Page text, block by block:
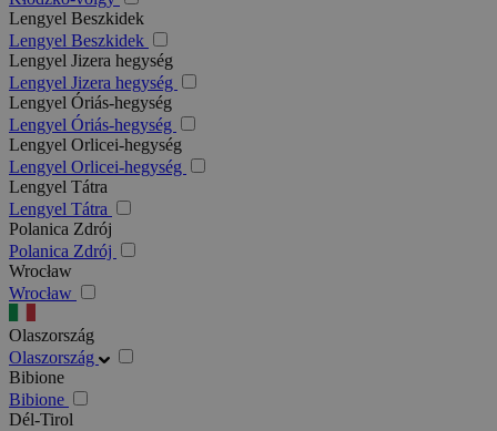
Lengyel Beszkidek
Lengyel Beszkidek
Lengyel Jizera hegység
Lengyel Jizera hegység
Lengyel Óriás-hegység
Lengyel Óriás-hegység
Lengyel Orlicei-hegység
Lengyel Orlicei-hegység
Lengyel Tátra
Lengyel Tátra
Polanica Zdrój
Polanica Zdrój
Wrocław
Wrocław
Olaszország
Olaszország
Bibione
Bibione
Dél-Tirol